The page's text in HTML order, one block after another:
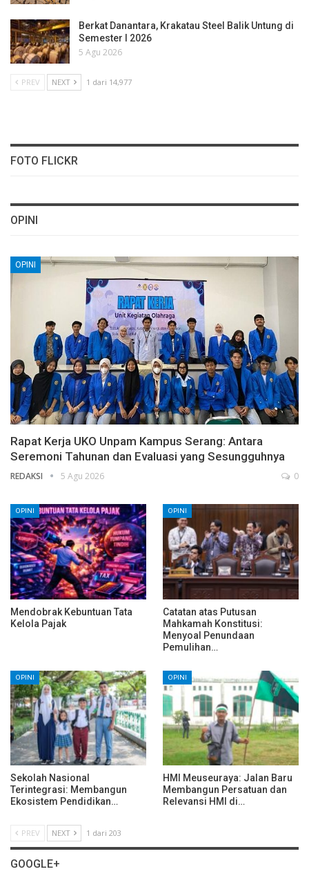
Berkat Danantara, Krakatau Steel Balik Untung di
Semester I 2026
5 Agu 2026
PREV NEXT 1 dari 14,977
FOTO FLICKR
OPINI
OPINI
Rapat Kerja UKO Unpam Kampus Serang: Antara
Seremoni Tahunan dan Evaluasi yang Sesungguhnya
REDAKSI 5 Agu 2026 0
OPINI
Mendobrak Kebuntuan Tata
Kelola Pajak
OPINI
Catatan atas Putusan
Mahkamah Konstitusi:
Menyoal Penundaan
Pemulihan…
OPINI
Sekolah Nasional
Terintegrasi: Membangun
Ekosistem Pendidikan…
OPINI
HMI Meuseuraya: Jalan Baru
Membangun Persatuan dan
Relevansi HMI di…
PREV NEXT 1 dari 203
GOOGLE+